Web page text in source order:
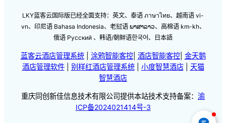
LKY蓝客云国际版已经全面支持：英文、泰语 ภาษาไทย、越南语 vi-
vn、印尼语 Bahasa Indonesia、老挝语 ພາສາລາວ、高棉语 km-kh、
俄语 Русский 、韩语/朝鲜语한국어、日本語
蓝客云酒店管理系统| 涂鸦智能客控| 酒店智能客控| 金天鹅
酒店管理软件| 别样红酒店管理系统| 小度智慧酒店| 天猫
智慧酒店
重庆同创新佳信息技术有限公司提供本站技术支持备案： 渝
ICP备2024021414号-3